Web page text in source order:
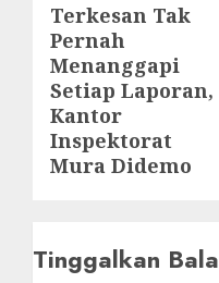
Next
post:
Terkesan Tak
Pernah
Menanggapi
Setiap Laporan,
Kantor
Inspektorat
Mura Didemo
Tinggalkan